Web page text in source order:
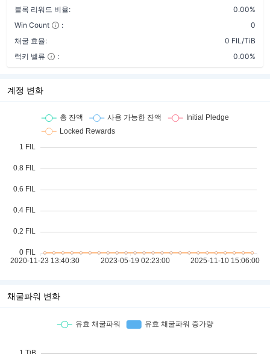
블록 리워드 비율:
0.00%
Win Count
:
0
채굴 효율:
0 FIL/TiB
럭키 벨류
: 0.00%
계정 변화
채굴파워 변화